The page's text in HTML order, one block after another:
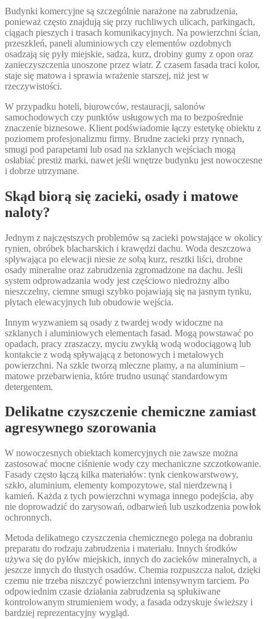
Budynki komercyjne są szczególnie narażone na zabrudzenia,
ponieważ często znajdują się przy ruchliwych ulicach, parkingach,
ciągach pieszych i trasach komunikacyjnych. Na powierzchni ścian,
przeszkleń, paneli aluminiowych czy elementów ozdobnych
osadzają się pyły miejskie, sadza, kurz, drobiny gumy z opon oraz
zanieczyszczenia unoszone przez wiatr. Z czasem fasada traci kolor,
staje się matowa i sprawia wrażenie starszej, niż jest w
rzeczywistości.
W przypadku hoteli, biurowców, restauracji, salonów
samochodowych czy punktów usługowych ma to bezpośrednie
znaczenie biznesowe. Klient podświadomie łączy estetykę obiektu z
poziomem profesjonalizmu firmy. Brudne zacieki przy rynnach,
smugi pod parapetami lub osad na szklanych wejściach mogą
osłabiać prestiż marki, nawet jeśli wnętrze budynku jest nowoczesne
i dobrze utrzymane.
Skąd biorą się zacieki, osady i matowe
naloty?
Jednym z najczęstszych problemów są zacieki powstające w okolicy
rynien, obróbek blacharskich i krawędzi dachu. Woda deszczowa
spływająca po elewacji niesie ze sobą kurz, resztki liści, drobne
osady mineralne oraz zabrudzenia zgromadzone na dachu. Jeśli
system odprowadzania wody jest częściowo niedrożny albo
nieszczelny, ciemne smugi szybko pojawiają się na jasnym tynku,
płytach elewacyjnych lub obudowie wejścia.
Innym wyzwaniem są osady z twardej wody widoczne na
szklanych i aluminiowych elementach fasad. Mogą powstawać po
opadach, pracy zraszaczy, myciu zwykłą wodą wodociągową lub
kontakcie z wodą spływającą z betonowych i metalowych
powierzchni. Na szkle tworzą mleczne plamy, a na aluminium –
matowe przebarwienia, które trudno usunąć standardowym
detergentem.
Delikatne czyszczenie chemiczne zamiast
agresywnego szorowania
W nowoczesnych obiektach komercyjnych nie zawsze można
zastosować mocne ciśnienie wody czy mechaniczne szczotkowanie.
Fasady często łączą kilka materiałów: tynk cienkowarstwowy,
szkło, aluminium, elementy kompozytowe, stal nierdzewną i
kamień. Każda z tych powierzchni wymaga innego podejścia, aby
nie doprowadzić do zarysowań, odbarwień lub uszkodzenia powłok
ochronnych.
Metoda delikatnego czyszczenia chemicznego polega na dobraniu
preparatu do rodzaju zabrudzenia i materiału. Innych środków
używa się do pyłów miejskich, innych do zacieków mineralnych, a
jeszcze innych do tłustych osadów. Chemia rozpuszcza nalot, dzięki
czemu nie trzeba niszczyć powierzchni intensywnym tarciem. Po
odpowiednim czasie działania zabrudzenia są spłukiwane
kontrolowanym strumieniem wody, a fasada odzyskuje świeższy i
bardziej reprezentacyjny wygląd.